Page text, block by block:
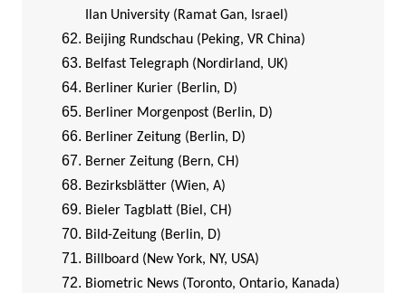
Ilan University (Ramat Gan, Israel)
Beijing Rundschau (Peking, VR China)
Belfast Telegraph (Nordirland, UK)
Berliner Kurier (Berlin, D)
Berliner Morgenpost (Berlin, D)
Berliner Zeitung (Berlin, D)
Berner Zeitung (Bern, CH)
Bezirksblätter (Wien, A)
Bieler Tagblatt (Biel, CH)
Bild-Zeitung (Berlin, D)
Billboard (New York, NY, USA)
Biometric News (Toronto, Ontario, Kanada)